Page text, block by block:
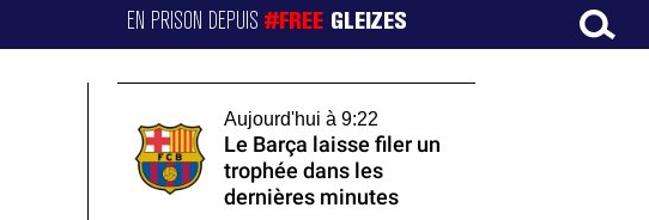
EN PRISON DEPUIS#FREE GLEIZES
Aujourd'hui à 9:22
Le Barça laisse filer un
trophée dans les
dernières minutes